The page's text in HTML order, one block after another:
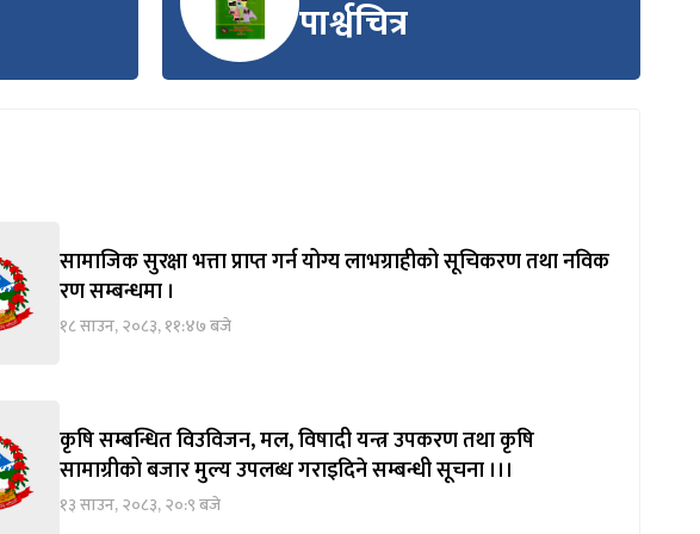
पार्श्वचित्र
सामाजिक सुरक्षा भत्ता प्राप्त गर्न योग्य लाभग्राहीको सूचिकरण तथा नविक
रण सम्बन्धमा ।
१८ साउन, २०८३, ११:४७ बजे
कृषि सम्बन्धित विउविजन, मल, विषादी यन्त्र उपकरण तथा कृषि
सामाग्रीको बजार मुल्य उपलब्ध गराइदिने सम्बन्धी सूचना ।।।
१३ साउन, २०८३, २०:९ बजे